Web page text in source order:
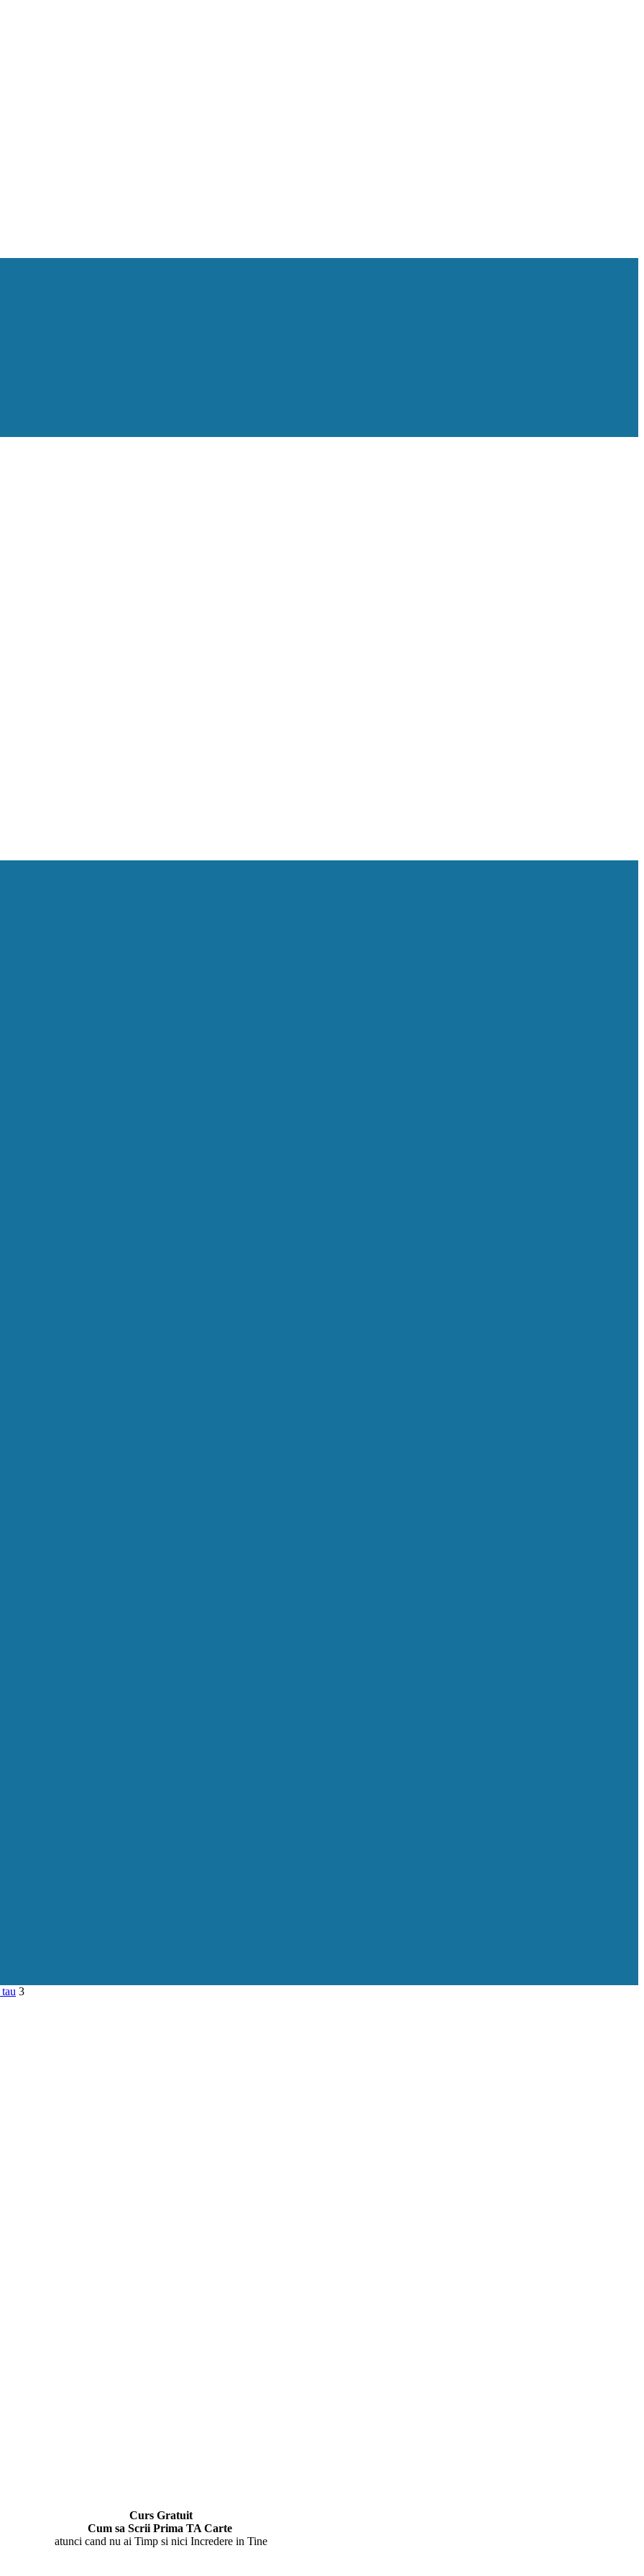
3
Curs Gratuit
Cum sa Scrii Prima TA Carte
atunci cand nu ai Timp si nici Incredere in Tine